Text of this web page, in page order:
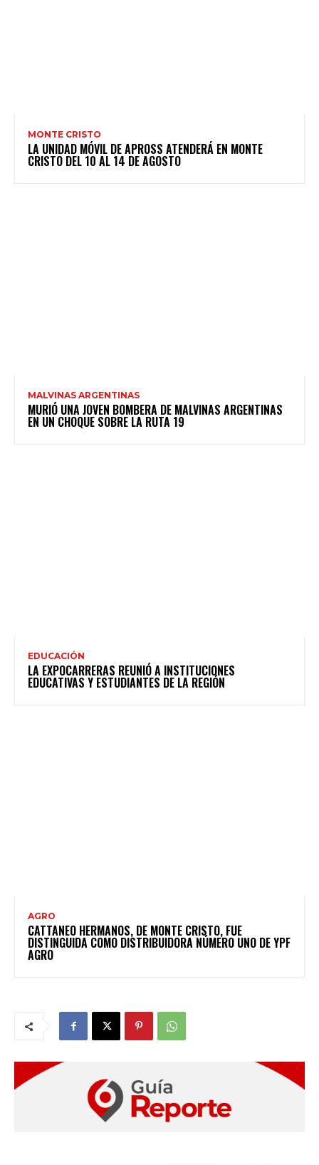
MONTE CRISTO
LA UNIDAD MÓVIL DE APROSS ATENDERÁ EN MONTE
CRISTO DEL 10 AL 14 DE AGOSTO
MALVINAS ARGENTINAS
MURIÓ UNA JOVEN BOMBERA DE MALVINAS ARGENTINAS
EN UN CHOQUE SOBRE LA RUTA 19
EDUCACIÓN
LA EXPOCARRERAS REUNIÓ A INSTITUCIONES
EDUCATIVAS Y ESTUDIANTES DE LA REGIÓN
AGRO
CATTANEO HERMANOS, DE MONTE CRISTO, FUE
DISTINGUIDA COMO DISTRIBUIDORA NÚMERO UNO DE YPF
AGRO